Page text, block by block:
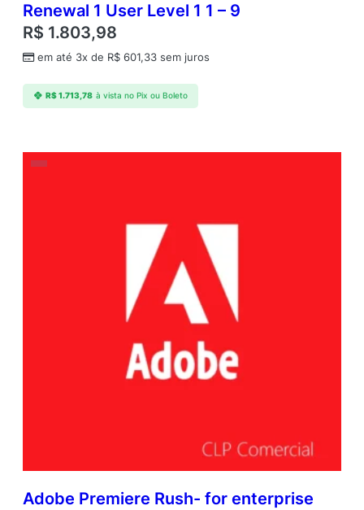
Renewal 1 User Level 1 1 – 9
R$ 1.803,98
em até 3x de R$ 601,33 sem juros
R$1.713,78 à vista no Pix ou Boleto
Adobe Premiere Rush- for enterprise